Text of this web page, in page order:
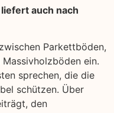
auch nach
Parkettböden,
ein.
sprechen, die die
schützen. Über
den